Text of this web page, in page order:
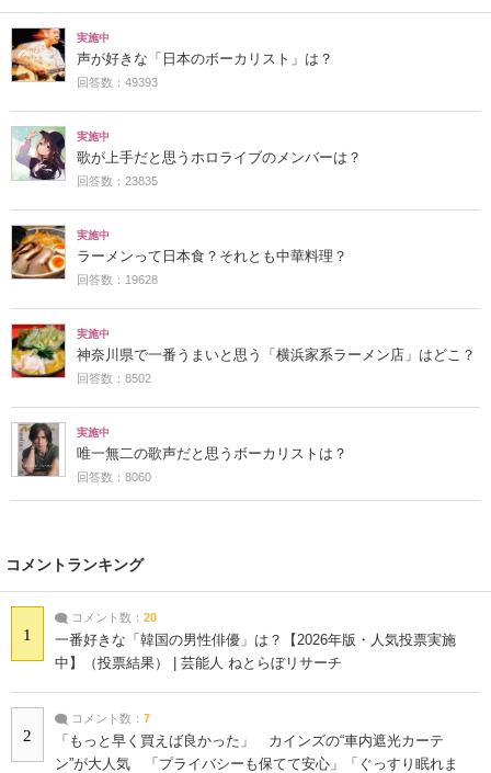
実施中
声が好きな「日本のボーカリスト」は？
回答数：49393
実施中
歌が上手だと思うホロライブのメンバーは？
回答数：23835
実施中
ラーメンって日本食？それとも中華料理？
回答数：19628
実施中
神奈川県で一番うまいと思う「横浜家系ラーメン店」はどこ？
回答数：8502
実施中
唯一無二の歌声だと思うボーカリストは？
回答数：8060
コメントランキング
1
コメント数： 20
一番好きな「韓国の男性俳優」は？【2026年版・人気投票実施
中】（投票結果） | 芸能人 ねとらぼリサーチ
2
コメント数： 7
「もっと早く買えば良かった」 カインズの“車内遮光カーテ
ン”が大人気 「プライバシーも保てて安心」「ぐっすり眠れま